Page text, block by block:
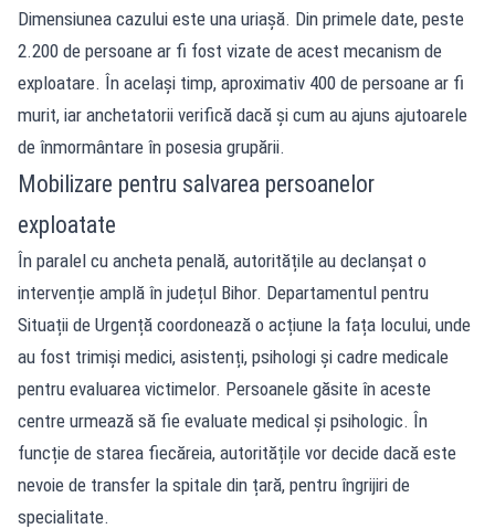
Dimensiunea cazului este una uriașă. Din primele date, peste
2.200 de persoane ar fi fost vizate de acest mecanism de
exploatare. În același timp, aproximativ 400 de persoane ar fi
murit, iar anchetatorii verifică dacă și cum au ajuns ajutoarele
de înmormântare în posesia grupării.
Mobilizare pentru salvarea persoanelor
exploatate
În paralel cu ancheta penală, autoritățile au declanșat o
intervenție amplă în județul Bihor. Departamentul pentru
Situații de Urgență coordonează o acțiune la fața locului, unde
au fost trimiși medici, asistenți, psihologi și cadre medicale
pentru evaluarea victimelor. Persoanele găsite în aceste
centre urmează să fie evaluate medical și psihologic. În
funcție de starea fiecăreia, autoritățile vor decide dacă este
nevoie de transfer la spitale din țară, pentru îngrijiri de
specialitate.